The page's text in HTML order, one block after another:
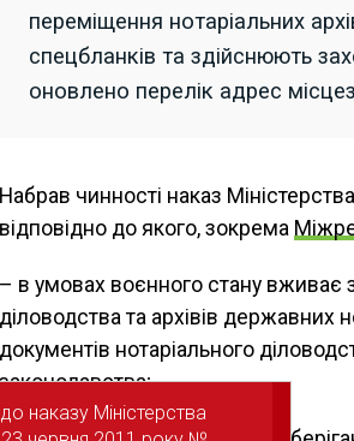
переміщення нотаріальних
спецбланків та здійснюють
оновлено перелік адрес
Набрав чинності наказ
відповідно до якого, зокрема
– в умовах воєнного стану вживає
діловодства та архівів державних
документів нотаріального
законодавства;
наказу Міністерства
наказу Міністерства